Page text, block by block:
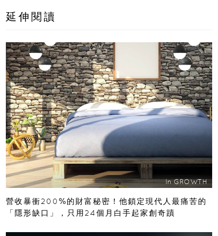
延伸閱讀
In GROWTH
營收暴衝200%的財富秘密！他鎖定現代人最痛苦的
「隱形缺口」，只用24個月白手起家創奇蹟